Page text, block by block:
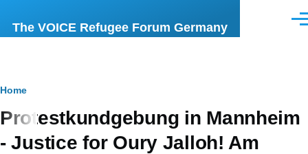
The VOICE Refugee Forum Germany
Breadcrumb
Home
Protestkundgebung in Mannheim
- Justice for Oury Jalloh! Am